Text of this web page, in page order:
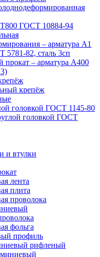
ГОСТ 10884-94
– арматура А1
82, сталь 3сп
прокат – арматура А400
крепёж
головкой ГОСТ 1145-80
головкой ГОСТ
и втулки
лента
плита
проволока
фольга
профиль
рифленый